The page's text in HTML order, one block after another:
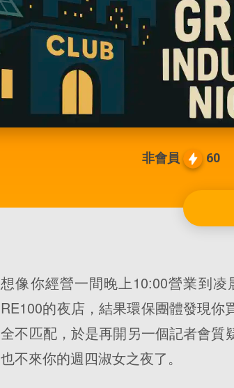
非會員 60
想像你經營一間晚上10:00營業到
RE100的夜店，結果環保團體發現
全不匹配，於是再開另一個記者會
也不來你的週四淑女之夜了。